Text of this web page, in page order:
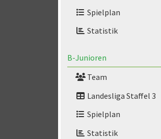
Spielplan
Statistik
B-Junioren
Team
Landesliga Staffel 3
Spielplan
Statistik